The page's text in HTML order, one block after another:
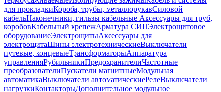
для прокладкиКороба, трубы, металлорукавСиловой
кабельНаконечники, гильзы кабельные Аксессуары для труб,
коробовКабельный крепежАрматура СИПЭлектрощитовое
оборудованиеЭлектрощитыАксессуары для
электрощитаШины электротехническиеВыключатели
путевые, концевыеТрансформаторыАппаратура
управленияРубильникиПредохранителиЧастотные
преобразователиПускатели магнитныеМодульная
автоматикаВыключатели автоматическиеРелеВыключатели
нагрузкиКонтакторыДополнительное модульное